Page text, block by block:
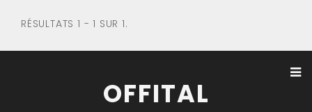
RÉSULTATS 1 - 1 SUR 1.
OFFITAL